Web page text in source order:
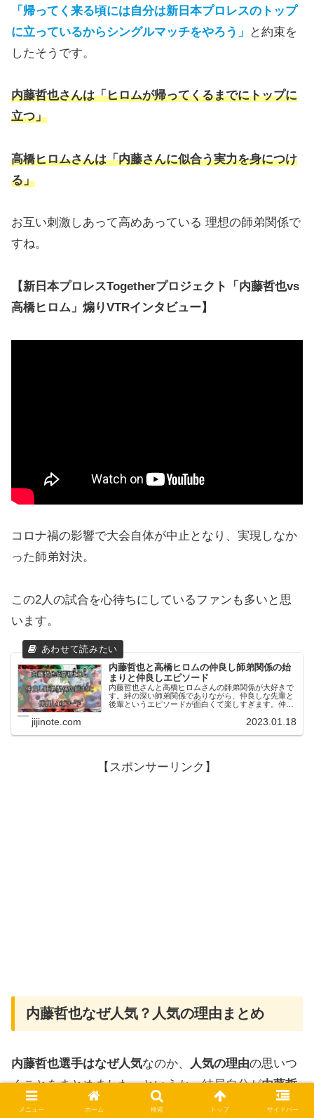
「帰ってく来る頃には自分は新日本プロレスのトップ
に立っているからシングルマッチをやろう」
と約束を
したそうです。
内藤哲也さんは「ヒロムが帰ってくるまでにトップに
立つ」
高橋ヒロムさんは「内藤さんに似合う実力を身につけ
る」
お互い刺激しあって高めあっている 理想の師弟関係で
すね。
【新日本プロレスTogetherプロジェクト「内藤哲也vs
高橋ヒロム」煽りVTRインタビュー】
コロナ禍の影響で大会自体が中止となり、実現しなか
った師弟対決。
この2人の試合を心待ちにしているファンも多いと思
います。
内藤哲也と高橋ヒロムの仲良し師弟関係の始
まりと仲良しエピソード
内藤哲也さんと高橋ヒロムさんの師弟関係が大好きで
す。絆の深い師弟関係でありながら、仲良しな先輩と
後輩というエピソードが面白くて楽しすぎます。仲良
jijinote.com 2023.01.18
【スポンサーリンク】
内藤哲也なぜ人気？人気の理由まとめ
内藤哲也選手はなぜ人気なのか、 人気の理由の思いつ
くことをまとめました。というか、結局自分が内藤哲
也さんを好きな理由
を思いつくまま並べました。
メニュー ホーム 検索 トップ サイドバー